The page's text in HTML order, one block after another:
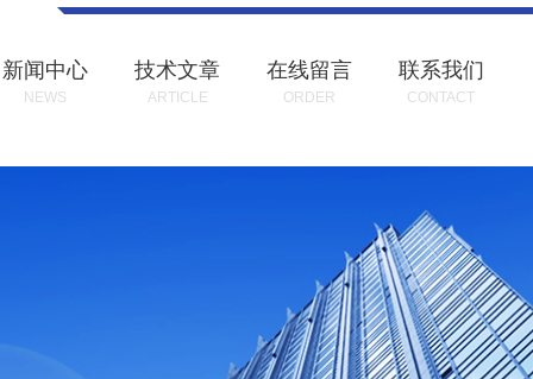
新闻中心
NEWS
技术文章
ARTICLE
在线留言
ORDER
联系我们
CONTACT